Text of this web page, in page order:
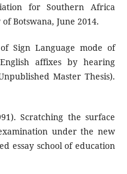
for Southern Africa
Botswana, June 2014.
Sign Language mode of
affixes by hearing
Master Thesis).
Scratching the surface
under the new
essay school of education